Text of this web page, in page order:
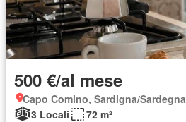
500 €/al mese
Capo Comino, Sardigna/Sardegna
3 Locali
72 m²